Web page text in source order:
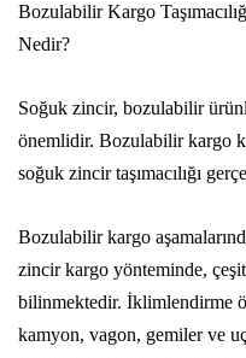
Bozulabilir Kargo
Nedir?
Soğuk zincir, bozulabilir
önemlidir. Bozulabilir kargo
soğuk zincir taşımacılığı
Bozulabilir kargo
zincir kargo yönteminde,
bilinmektedir. İklimlendirme
kamyon, vagon, gemiler ve